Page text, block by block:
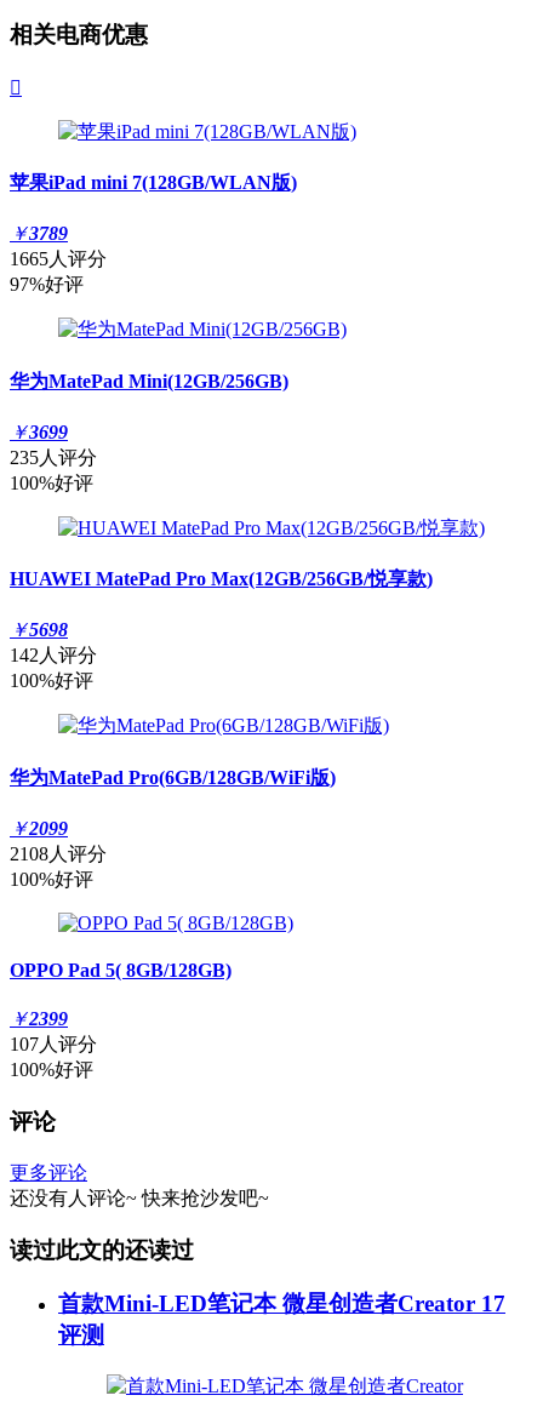
相关电商优惠

苹果iPad mini 7(128GB/WLAN版)
￥3789
1665人评分
97%好评
华为MatePad Mini(12GB/256GB)
￥3699
235人评分
100%好评
HUAWEI MatePad Pro Max(12GB/256GB/悦享款)
￥5698
142人评分
100%好评
华为MatePad Pro(6GB/128GB/WiFi版)
￥2099
2108人评分
100%好评
OPPO Pad 5( 8GB/128GB)
￥2399
107人评分
100%好评
评论
更多评论
还没有人评论~ 快来抢沙发吧~
读过此文的还读过
首款Mini-LED笔记本 微星创造者Creator 17
评测